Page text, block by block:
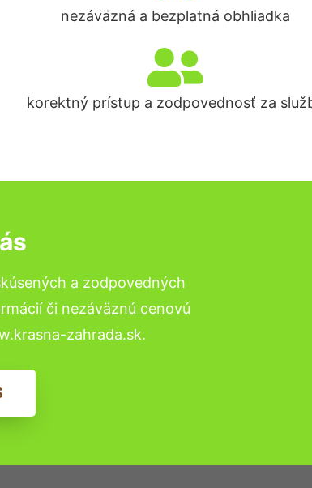
nezáväzná a bezplatná obhliadka
korektný prístup a zodpovednosť za
a zodpovedných
či nezáväznú cenovú
zahrada.sk.